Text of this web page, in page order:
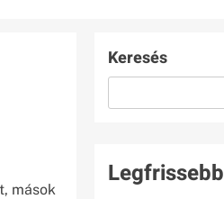
mások
Keresés